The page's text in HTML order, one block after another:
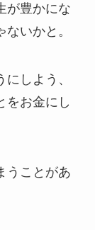
が豊かにな
いかと。
しよう、
をお金にし
うことがあ